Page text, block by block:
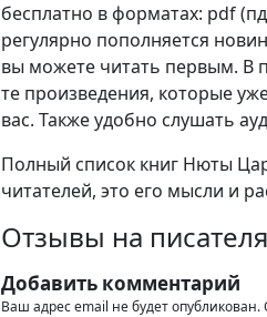
бесплатно в форматах: pdf
регулярно пополняется
вы можете читать первым. В
те произведения, которые
вас. Также удобно слушать
Полный список книг Нюты
читателей, это его мысли и
Отзывы на
Добавить комментарий
Ваш адрес email не будет опубликован.